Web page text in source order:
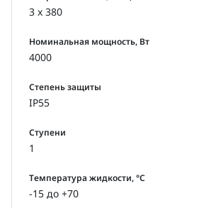
3 x 380
Номинальная мощность, Вт
4000
Степень защиты
IP55
Ступени
1
Температура жидкости, °С
-15 до +70